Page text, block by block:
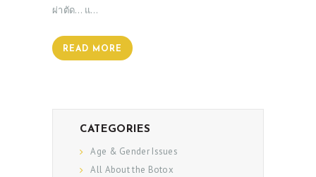
ผ่าตัด… แ…
READ MORE
CATEGORIES
Age & Gender Issues
All About the Botox